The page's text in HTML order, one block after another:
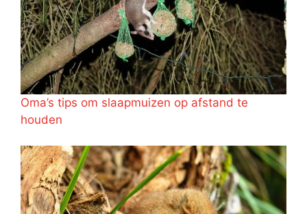
Oma’s tips om slaapmuizen op afstand te
houden